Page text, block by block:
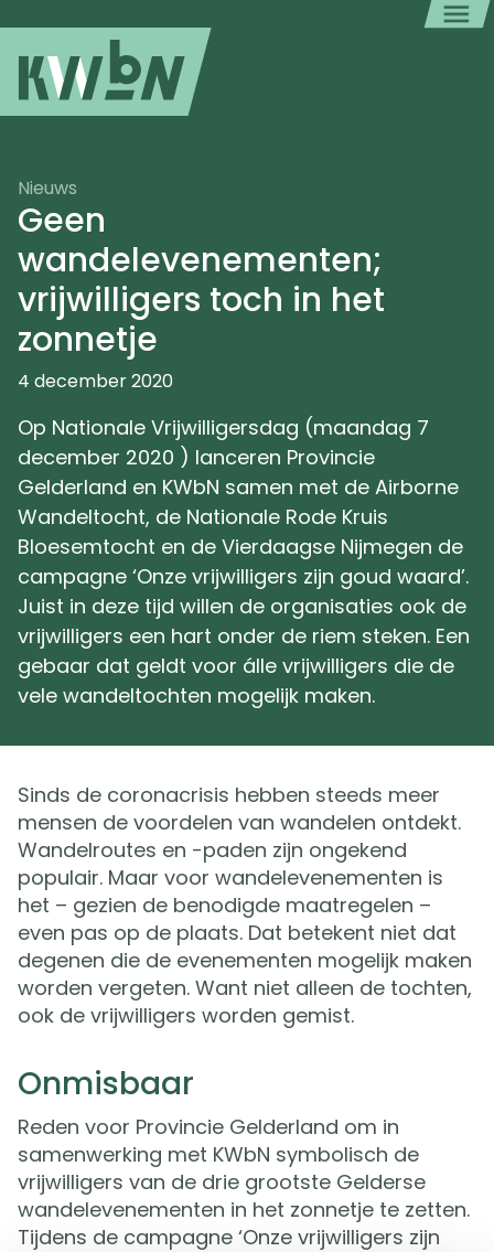
Nieuws
Geen
wandelevenementen;
vrijwilligers toch in het
zonnetje
4 december 2020
Op Nationale Vrijwilligersdag (maandag 7
december 2020 ) lanceren Provincie
Gelderland en KWbN samen met de Airborne
Wandeltocht, de Nationale Rode Kruis
Bloesemtocht en de Vierdaagse Nijmegen de
campagne ‘Onze vrijwilligers zijn goud waard’.
Juist in deze tijd willen de organisaties ook de
vrijwilligers een hart onder de riem steken. Een
gebaar dat geldt voor álle vrijwilligers die de
vele wandeltochten mogelijk maken.
Sinds de coronacrisis hebben steeds meer
mensen de voordelen van wandelen ontdekt.
Wandelroutes en -paden zijn ongekend
populair. Maar voor wandelevenementen is
het – gezien de benodigde maatregelen –
even pas op de plaats. Dat betekent niet dat
degenen die de evenementen mogelijk maken
worden vergeten. Want niet alleen de tochten,
ook de vrijwilligers worden gemist.
Onmisbaar
Reden voor Provincie Gelderland om in
samenwerking met KWbN symbolisch de
vrijwilligers van de drie grootste Gelderse
wandelevenementen in het zonnetje te zetten.
Tijdens de campagne ‘Onze vrijwilligers zijn